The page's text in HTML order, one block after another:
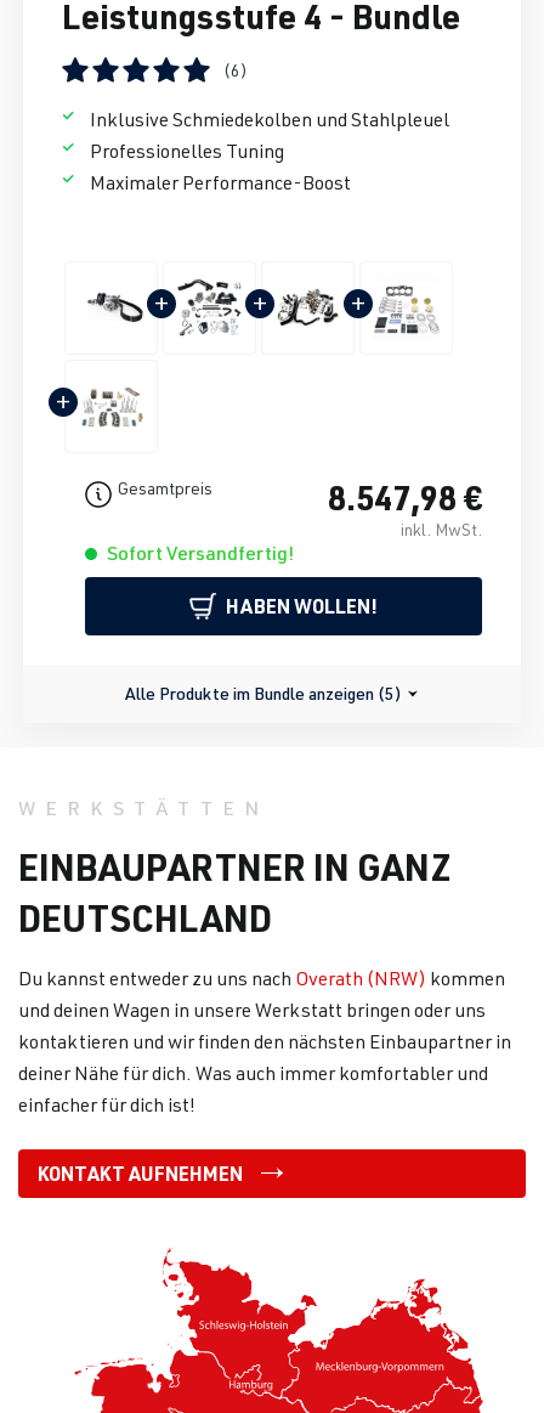
Leistungsstufe 4 - Bundle
(6)
Inklusive Schmiedekolben und Stahlpleuel
Professionelles Tuning
Maximaler Performance-Boost
+ + +
+
Gesamtpreis 8.547,98 €
inkl. MwSt.
Sofort Versandfertig!
HABEN WOLLEN!
Alle Produkte im Bundle anzeigen (5)
WERKSTÄTTEN
EINBAUPARTNER IN GANZ
DEUTSCHLAND
Du kannst entweder zu uns nach Overath (NRW) kommen
und deinen Wagen in unsere Werkstatt bringen oder uns
kontaktieren und wir finden den nächsten Einbaupartner in
deiner Nähe für dich. Was auch immer komfortabler und
einfacher für dich ist!
KONTAKT AUFNEHMEN